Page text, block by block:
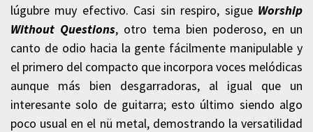
lúgubre muy efectivo. Casi sin respiro, sigue Worship
Without Questions, otro tema bien poderoso, en un
canto de odio hacia la gente fácilmente manipulable y
el primero del compacto que incorpora voces melódicas
aunque más bien desgarradoras, al igual que un
interesante solo de guitarra; esto último siendo algo
poco usual en el nü metal, demostrando la versatilidad